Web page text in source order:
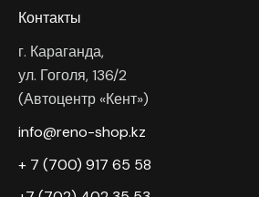
Контакты
г. Караганда,
ул. Гоголя, 136/2
(Автоцентр «Кент»)
info@reno-shop.kz
+ 7 (700) 917 65 58